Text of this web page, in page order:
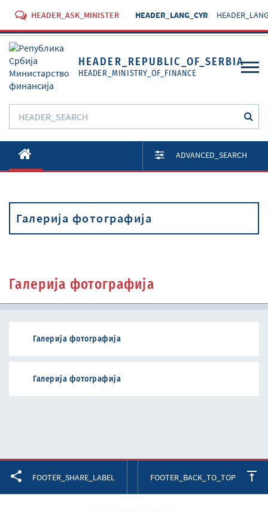
HEADER_ASK_MINISTER HEADER_LANG_CYR
HEADER_REPUBLIC_OF_SERBIA
HEADER_MINISTRY_OF_FINANCE
O Министарству
Активности
Прописи
ADVANCED_SEARCH
Галерија фотографија
Галерија фотографија
Галерија фотографија
Галерија фотографија
FOOTER_SHARE_LABEL FOOTER_BACK_TO_TOP